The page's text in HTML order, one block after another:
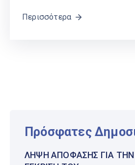
Περισσότερα
Πρόσφατες
ΛΉΨΗ ΑΠΌΦΑΣΗΣ ΓΙΑ ΤΗΝ